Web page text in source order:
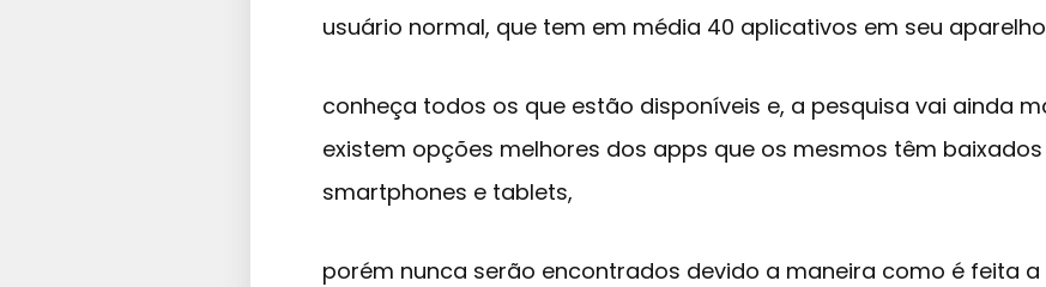
usuário normal, que tem em média 40 aplicativos em seu
conheça todos os que estão disponíveis e, a pesquisa vai ainda
existem opções melhores dos apps que os mesmos têm
smartphones e tablets,
porém nunca serão encontrados devido a maneira como é feita